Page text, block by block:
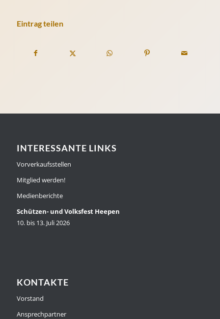
Eintrag teilen
INTERESSANTE LINKS
Vorverkaufsstellen
Mitglied werden!
Medienberichte
Schützen- und Volksfest Heepen
10. bis 13. Juli 2026
KONTAKTE
Vorstand
Ansprechpartner